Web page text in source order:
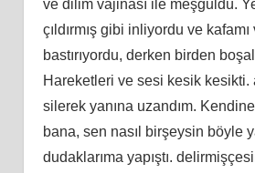
ve dilim vajinası ile meşguldü.
çıldırmış gibi inliyordu ve
bastırıyordu, derken birden
Hareketleri ve sesi kesik kesikti.
silerek yanına uzandım.
bana, sen nasıl birşeysin böyle
dudaklarıma yapıştı.